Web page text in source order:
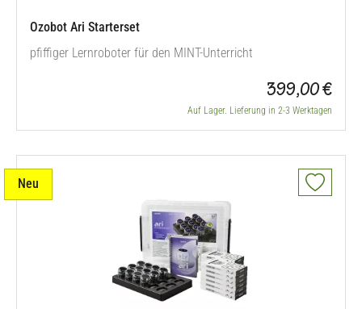
Ozobot Ari Starterset
pfiffiger Lernroboter für den MINT-Unterricht
399,00 €
Auf Lager. Lieferung in 2-3 Werktagen
Neu